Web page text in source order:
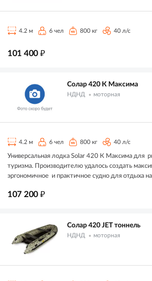
4.2 м 6 чел 800 кг 40 л/с
101 400 ₽
Солар 420 К Максима
НДНД моторная
4.2 м 6 чел 800 кг 40 л/с
Универсальная лодка Solar 420 К Максима для
туризма. Производителю удалось создать
эргономичное и практичное судно для отдыха
107 200 ₽
Солар 420 JET тоннель
НДНД моторная